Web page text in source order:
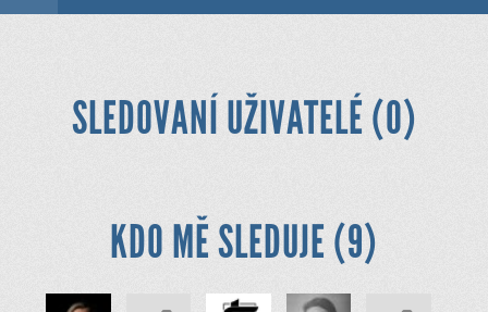
SLEDOVANÍ UŽIVATELÉ (0)
KDO MĚ SLEDUJE (9)